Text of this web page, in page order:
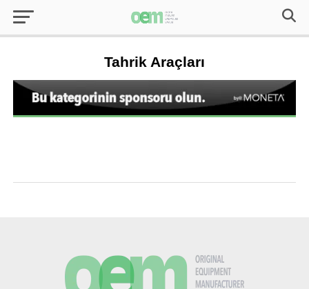
Tahrik Araçları